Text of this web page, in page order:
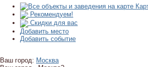
Рекомендуем!
Скидки для вас
Добавить место
Добавить событие
Ваш город: Москва